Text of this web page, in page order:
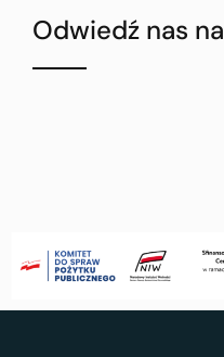
Odwiedź nas na